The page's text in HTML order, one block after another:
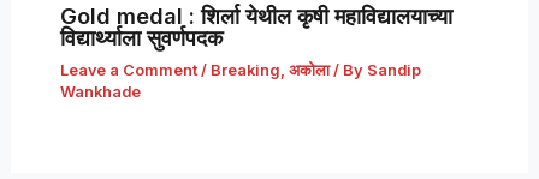
Gold medal : शिर्ला येथील कृषी महाविद्यालयाच्या
विद्यार्थ्याला सुवर्णपदक
Leave a Comment / Breaking, अकोला/ By Sandip
Wankhade